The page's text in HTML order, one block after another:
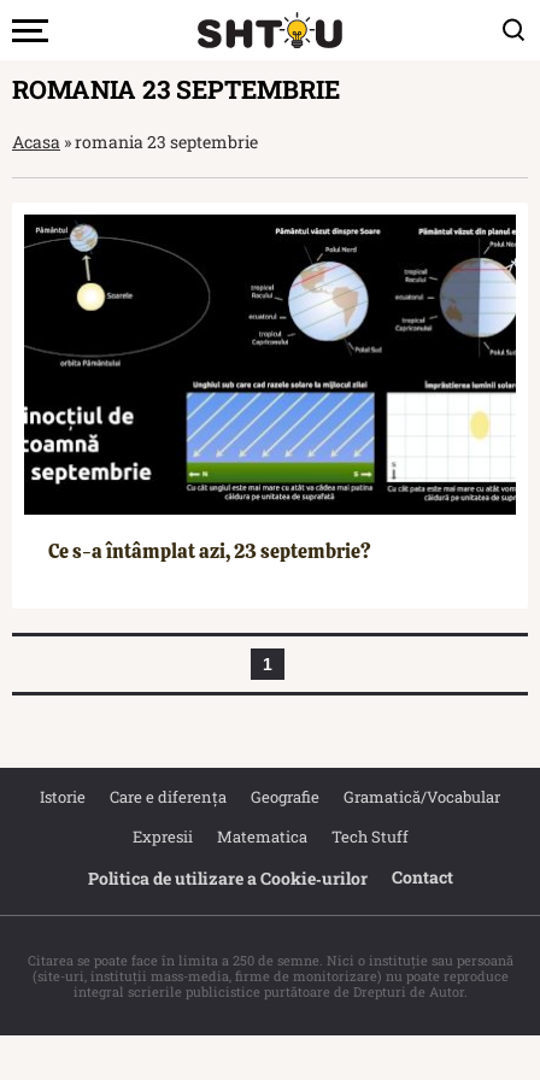
ROMANIA 23 SEPTEMBRIE
Acasa »romania 23 septembrie
Ce s-a întâmplat azi, 23 septembrie?
1
Istorie Care e diferența Geografie
Gramatică/Vocabular
Expresii
Matematica Tech Stuff
Politica de utilizare a Cookie‐urilor Contact
Citarea se poate face în limita a 250 de semne. Nici o instituţie sau persoană
(site-uri, instituţii mass-media, firme de monitorizare) nu poate reproduce
integral scrierile publicistice purtătoare de Drepturi de Autor.